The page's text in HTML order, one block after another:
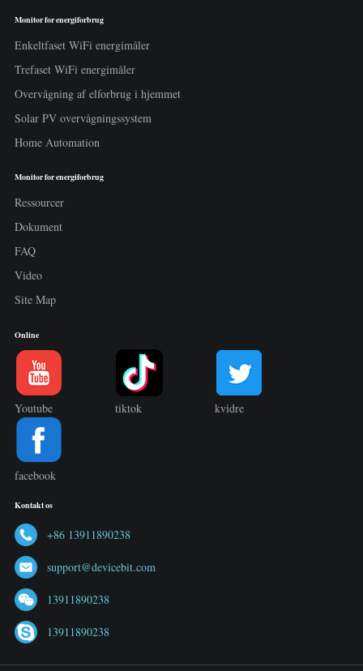
Monitor for energiforbrug
Enkeltfaset WiFi energimåler
Trefaset WiFi energimåler
Overvågning af elforbrug i hjemmet
Solar PV overvågningssystem
Home Automation
Monitor for energiforbrug
Ressourcer
Dokument
FAQ
Video
Site Map
Online
Youtube tiktok kvidre
facebook
Kontakt os
+86 13911890238
support@devicebit.com
13911890238
13911890238